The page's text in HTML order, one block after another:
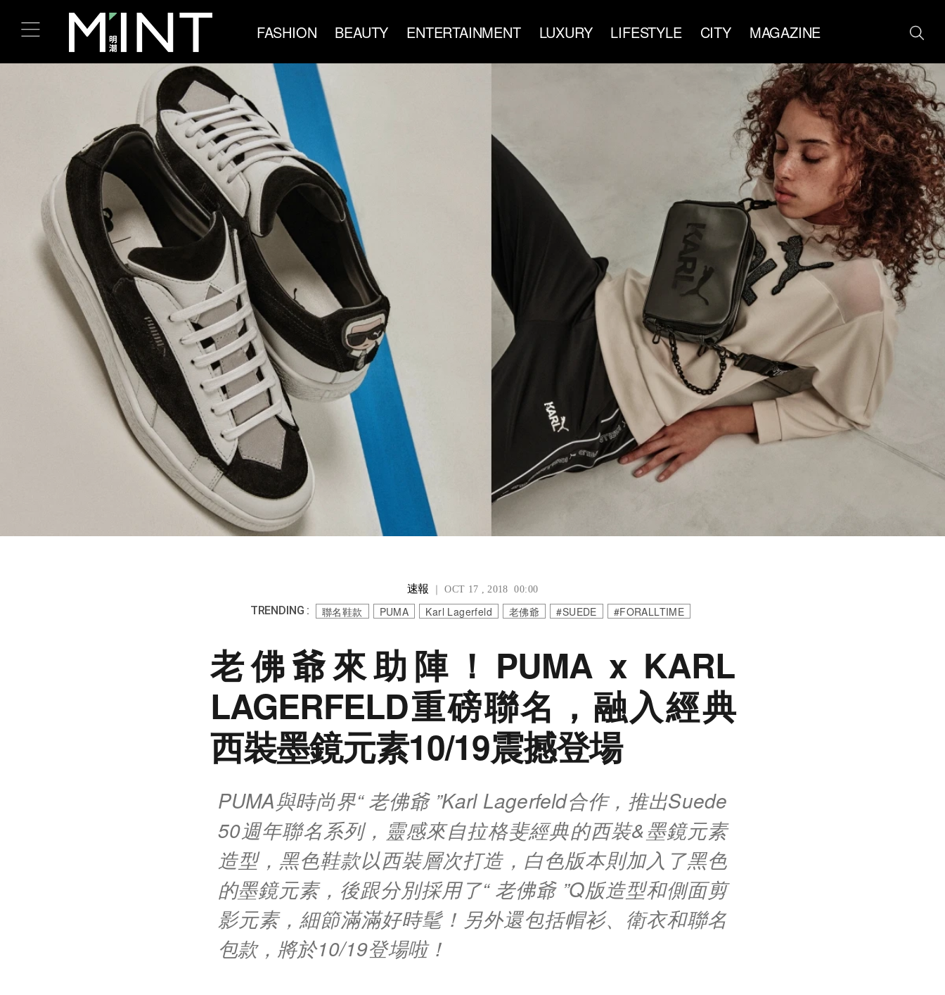
FASHION BEAUTY ENTERTAINMENT LUXURY LIFESTYLE CITY MAGAZINE
速報 ｜ OCT 17 , 2018 00:00
TRENDING : 聯名鞋款 PUMA Karl Lagerfeld 老佛爺 #SUEDE #FORALLTIME
老佛爺來助陣！PUMA x KARL
LAGERFELD重磅聯名，融入經典
西裝墨鏡元素10/19震撼登場
PUMA與時尚界“ 老佛爺 ”Karl Lagerfeld合作，推出Suede
50週年聯名系列，靈感來自拉格斐經典的西裝&墨鏡元素
造型，黑色鞋款以西裝層次打造，白色版本則加入了黑色
的墨鏡元素，後跟分別採用了“ 老佛爺 ”Q版造型和側面剪
影元素，細節滿滿好時髦！另外還包括帽衫、衛衣和聯名
包款，將於10/19登場啦！